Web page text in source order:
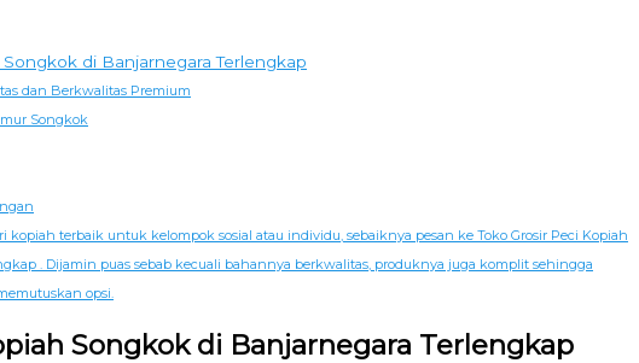
di Banjarnegara Terlengkap
dan Berkwalitas Premium
Songkok
kopiah terbaik untuk kelompok sosial atau individu, sebaiknya pesan ke Toko Grosir Peci Kopiah
. Dijamin puas sebab kecuali bahannya berkwalitas, produknya juga komplit sehingga
opsi.
Songkok di Banjarnegara Terlengkap